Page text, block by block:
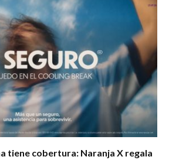
tiene cobertura: Naranja X regala